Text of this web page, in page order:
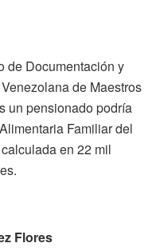
de Documentación y
de Maestros
un pensionado podría
Familiar del
en 22 mil
Flores